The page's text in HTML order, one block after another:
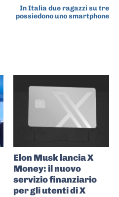
In Italia due ragazzi su tre
possiedono uno smartphone
Elon Musk lancia X
Money: il nuovo
servizio finanziario
per gli utenti di X